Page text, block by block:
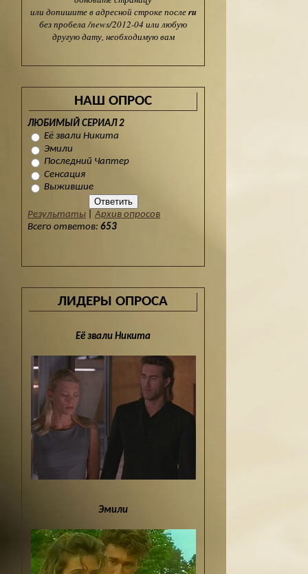
или допишите в адресной строке послеru
без пробела /news/2012-04 или любую
другую дату, необходимую вам
НАШ ОПРОС
ЛЮБИМЫЙ СЕРИАЛ 2
Её звали Никита
Эмили
Последний Чаптер
Сенсация
Выжившие
Результаты
Архив опросов
Всего ответов: 653
ЛИДЕРЫ ОПРОСА
Её звали Никита
Эмили